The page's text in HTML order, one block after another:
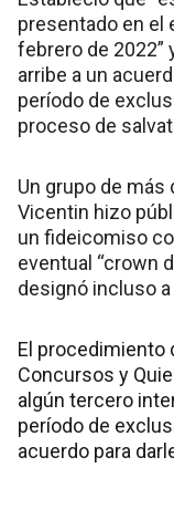
presentado en el
febrero de 2022”
arribe a un
período de
proceso de
Un grupo de más
Vicentin hizo
un fideicomiso
eventual “crown
designó incluso
El procedimiento
Concursos y
algún tercero
período de
acuerdo para